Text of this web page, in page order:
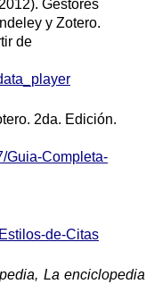
Gestores
y Zotero.
de
2da. Edición.
Guia-Completa-
de-Citas
La enciclopedia